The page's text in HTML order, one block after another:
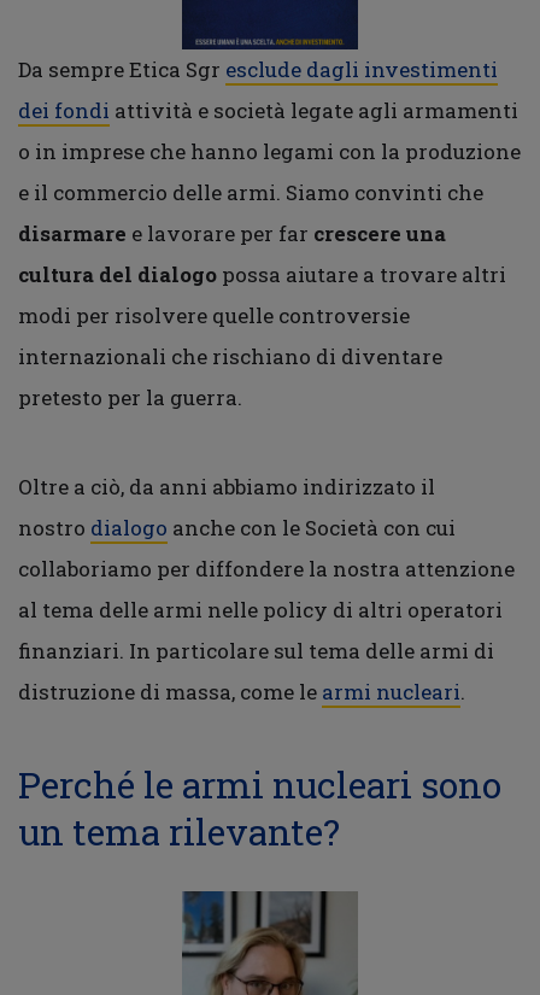
Da sempre Etica Sgr esclude dagli investimenti
dei fondi attività e società legate agli armamenti
o in imprese che hanno legami con la produzione
e il commercio delle armi. Siamo convinti che
disarmare e lavorare per far crescere una
cultura del dialogo possa aiutare a trovare altri
modi per risolvere quelle controversie
internazionali che rischiano di diventare
pretesto per la guerra.
Oltre a ciò, da anni abbiamo indirizzato il
nostro dialogo anche con le Società con cui
collaboriamo per diffondere la nostra attenzione
al tema delle armi nelle policy di altri operatori
finanziari. In particolare sul tema delle armi di
distruzione di massa, come le armi nucleari.
Perché le armi nucleari sono
un tema rilevante?